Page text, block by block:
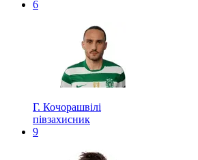
6
Г. Кочорашвілі
півзахисник
9